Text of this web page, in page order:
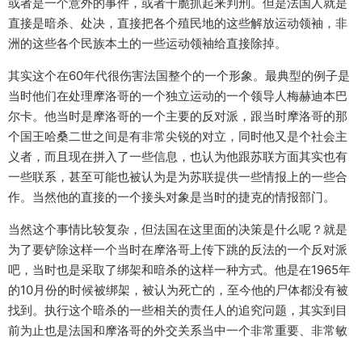
直接是暗杀、处决，直接把各个殖民地的这些解放运动领袖，非
洲的这些各个民族本土的一些运动领袖给直接除掉。
其实这个在60年代很伤害法国整个的一个形象。最典型的例子是
当时他们在处理摩洛哥的一个独立运动的一个领导人梅赫迪本巴
尔卡。他当时是摩洛哥的一个主要的反对派，跟当时摩洛哥的那
个国王哈桑二世之间是有非常尖锐的对立，同时他又是个社会主
义者，而且现在拼入了一些信息，也认为他跟苏联方面其实也有
一些联系，甚至可能也被认为是为苏联提供一些情报上的一些合
作。当然他的直接的一个接头对象是当时的捷克的情报部门。
当然这个事情比较复杂，但法国在这里面的决策是什么呢？就是
为了要铲除这样一个当时在摩洛哥上传下跳的反法的一个反对派
吧，当时也是采取了绑架和暗杀的这样一种方式。他是在1965年
的10月份的时候被绑架，被认为死亡的，至今他的尸体都没有被
找到。执行这个暗杀的一些相关的责任人的追究问题，其实到目
前为止也是法国和摩洛哥的外交关系当中一个非常重要、非常敏